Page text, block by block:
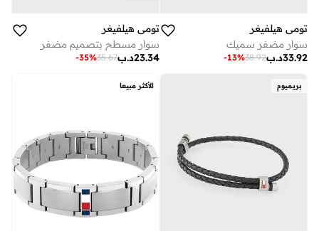
تومي هيلفيغر
سوار مضفر سميك
د.ب33.92
38.92
-13%
تومي هيلفيغر
سوار مسطح بتصميم مضفر
د.ب23.34
35.67
-35%
بريميوم الأكثر مبيعا